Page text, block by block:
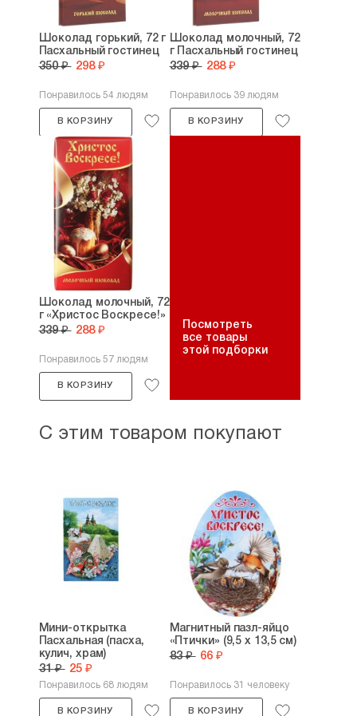
Шоколад горький, 72 г
Пасхальный гостинец
350 ₽ 298 ₽
Понравилось 54 людям
В КОРЗИНУ
Шоколад молочный, 72
г Пасхальный гостинец
339 ₽ 288 ₽
Понравилось 39 людям
В КОРЗИНУ
Шоколад молочный, 72
г «Христос Воскресе!»
339 ₽ 288 ₽
Понравилось 57 людям
В КОРЗИНУ
Посмотреть
все товары
этой подборки
С этим товаром покупают
Мини-открытка
Пасхальная (пасха,
кулич, храм)
31 ₽ 25 ₽
Понравилось 68 людям
В КОРЗИНУ
Магнитный пазл-яйцо
«Птички» (9,5 х 13,5 см)
83 ₽ 66 ₽
Понравилось 31 человеку
В КОРЗИНУ